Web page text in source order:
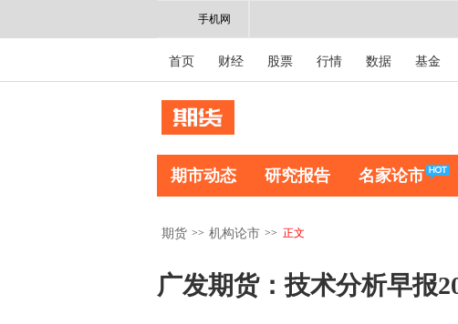
手机网
首页 财经 股票 行情 数据 基金
期市动态 研究报告 名家论市
期货 >> 机构论市 >> 正文
广发期货：技术分析早报